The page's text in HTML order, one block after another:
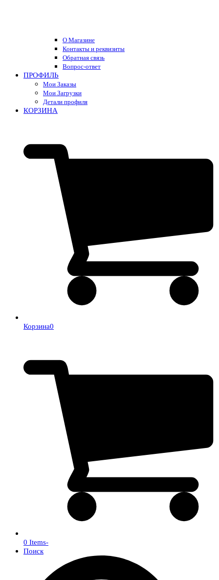
О Магазине
Контакты и реквизиты
Обратная связь
Вопрос-ответ
ПРОФИЛЬ
Мои Заказы
Мои Загрузки
Детали профиля
КОРЗИНА
Корзина0
0 Items-
Поиск